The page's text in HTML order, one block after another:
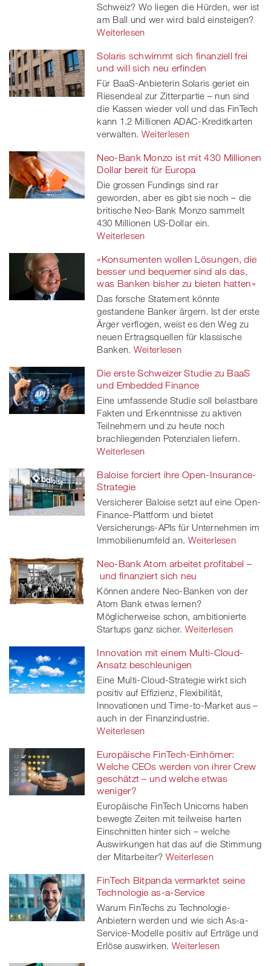
Schweiz? Wo liegen die Hürden, wer ist
am Ball und wer wird bald einsteigen?
Weiterlesen
Solaris schwimmt sich finanziell frei
und will sich neu erfinden
Für BaaS-Anbieterin Solaris geriet ein
Riesendeal zur Zitterpartie – nun sind
die Kassen wieder voll und das FinTech
kann 1.2 Millionen ADAC-Kreditkarten
verwalten. Weiterlesen
Neo-Bank Monzo ist mit 430 Millionen
Dollar bereit für Europa
Die grossen Fundings sind rar
geworden, aber es gibt sie noch – die
britische Neo-Bank Monzo sammelt
430 Millionen US-Dollar ein.
Weiterlesen
«Konsumenten wollen Lösungen, die
besser und bequemer sind als das,
was Banken bisher zu bieten hatten»
Das forsche Statement könnte
gestandene Banker ärgern. Ist der erste
Ärger verflogen, weist es den Weg zu
neuen Ertragsquellen für klassische
Banken. Weiterlesen
Die erste Schweizer Studie zu BaaS
und Embedded Finance
Eine umfassende Studie soll belastbare
Fakten und Erkenntnisse zu aktiven
Teilnehmern und zu heute noch
brachliegenden Potenzialen liefern.
Weiterlesen
Baloise forciert ihre Open-Insurance-
Strategie
Versicherer Baloise setzt auf eine Open-
Finance-Plattform und bietet
Versicherungs-APIs für Unternehmen im
Immobilienumfeld an. Weiterlesen
Neo-Bank Atom arbeitet profitabel –
und finanziert sich neu
Können andere Neo-Banken von der
Atom Bank etwas lernen?
Möglicherweise schon, ambitionierte
Startups ganz sicher. Weiterlesen
Innovation mit einem Multi-Cloud-
Ansatz beschleunigen
Eine Multi-Cloud-Strategie wirkt sich
positiv auf Effizienz, Flexibilität,
Innovationen und Time-to-Market aus –
auch in der Finanzindustrie.
Weiterlesen
Europäische FinTech-Einhörner:
Welche CEOs werden von ihrer Crew
geschätzt – und welche etwas
weniger?
Europäische FinTech Unicorns haben
bewegte Zeiten mit teilweise harten
Einschnitten hinter sich – welche
Auswirkungen hat das auf die Stimmung
der Mitarbeiter? Weiterlesen
FinTech Bitpanda vermarktet seine
Technologie as-a-Service
Warum FinTechs zu Technologie-
Anbietern werden und wie sich As-a-
Service-Modelle positiv auf Erträge und
Erlöse auswirken. Weiterlesen